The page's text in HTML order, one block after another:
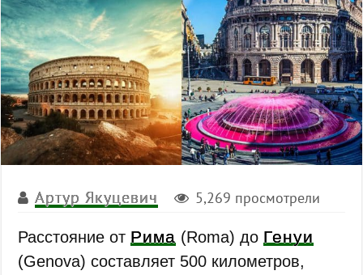
Артур Якуцевич 5,269 просмотрели
Расстояние от Рима (Roma) до Генуи
(Genova) составляет 500 километров,